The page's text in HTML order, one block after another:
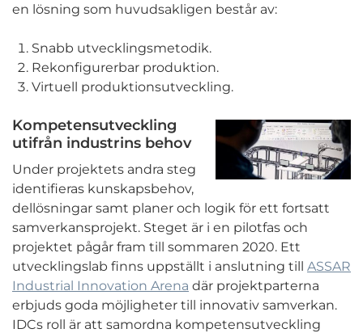
en lösning som huvudsakligen består av:
Snabb utvecklingsmetodik.
Rekonfigurerbar produktion.
Virtuell produktionsutveckling.
Kompetensutveckling
utifrån industrins behov
Under projektets andra steg
identifieras kunskapsbehov,
dellösningar samt planer och logik för ett fortsatt
samverkansprojekt. Steget är i en pilotfas och
projektet pågår fram till sommaren 2020. Ett
utvecklingslab finns uppställt i anslutning till ASSAR
Industrial Innovation Arena där projektparterna
erbjuds goda möjligheter till innovativ samverkan.
IDCs roll är att samordna kompetensutveckling